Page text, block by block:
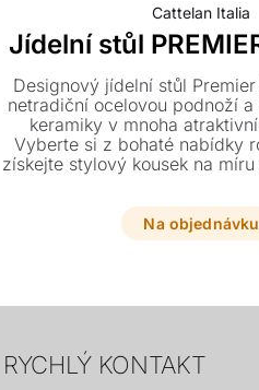
Cattelan Italia
Jídelní stůl
Designový jídelní stůl
netradiční ocelovou podnoží
keramiky v mnoha
Vyberte si z bohaté nabídky
získejte stylový kousek na
Na objednávku
RYCHLÝ KONTAKT